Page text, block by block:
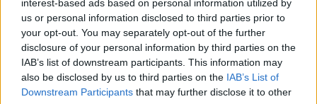
interest-based ads based on personal information utilized by
us or personal information disclosed to third parties prior to
your opt-out. You may separately opt-out of the further
disclosure of your personal information by third parties on the
IAB’s list of downstream participants. This information may
also be disclosed by us to third parties on the IAB’s List of
Downstream Participants that may further disclose it to other
κόλπα και κανένα κέρασμα», σχολίασε ο Ομπάμα,
χρησιμοποιώντας τη φράση «trick or treat» (κόλπο ή
κέρασμα) που λένε τα παιδιά το βράδυ της γιορτής
αυτής. Από την ομιλία του πρώην προέδρου των
ΗΠΑ δεν έλειψαν και τα ειρωνικά σχόλια, όταν